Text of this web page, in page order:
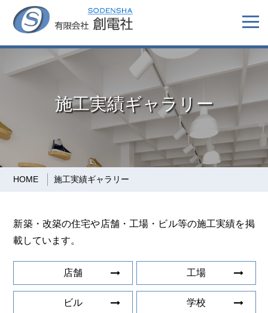
施工実績ギャラリー
HOME 施工実績ギャラリー
新築・改築の住宅や店舗・工場・ビル等の施工実績を掲
載しています。
店舗 工場
ビル 学校